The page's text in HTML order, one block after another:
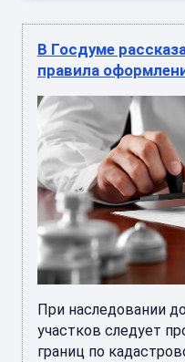
В Госдуме
правила
При наследовании
участков следует
границ по